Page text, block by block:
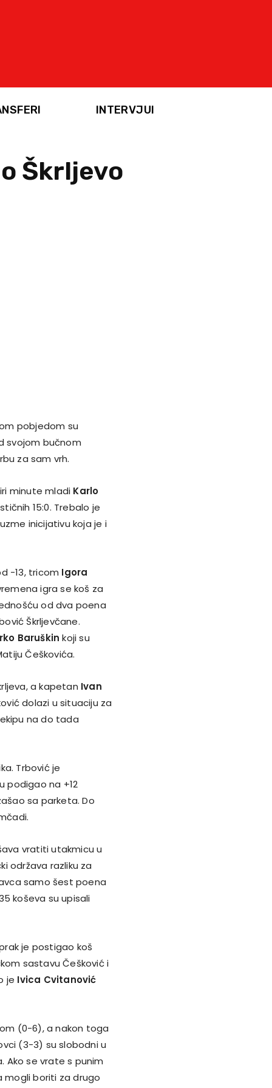
INTERVJUI
Škrljevo
pobjedom su
svojom bučnom
za sam vrh.
minute mladi Karlo
15:0. Trebalo je
inicijativu koja je i
-13, tricom Igora
igra se koš za
od dva poena
Škrljevčane.
Baruškin koji su
Češkovića.
a kapetan Ivan
dolazi u situaciju za
na do tada
Trbović je
podigao na +12
sa parketa. Do
vratiti utakmicu u
održava razliku za
samo šest poena
koševa su upisali
je postigao koš
sastavu Češković i
je Ivica Cvitanović
(0-6), a nakon toga
(3-3) su slobodni u
Ako se vrate s punim
mogli boriti za drugo